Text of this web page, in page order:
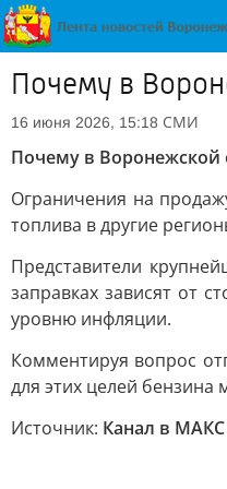
Почему в
16 июня 2026, 15:18 СМИ
Почему в Воронежской
Ограничения на
топлива в другие
Представители
заправках зависят от
уровню инфляции.
Комментируя вопрос
для этих целей бензина
Источник: Канал в